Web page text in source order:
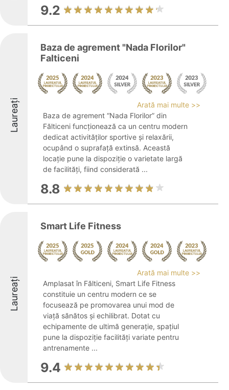
9.2
Laureați
Baza de agrement "Nada Florilor"
Falticeni
Arată mai multe >>
Baza de agrement “Nada Florilor” din
Fălticeni funcționează ca un centru modern
dedicat activităților sportive și relaxării,
ocupând o suprafață extinsă. Această
locație pune la dispoziție o varietate largă
de facilități, fiind considerată ...
8.8
Laureați
Smart Life Fitness
Arată mai multe >>
Amplasat în Fălticeni, Smart Life Fitness
constituie un centru modern ce se
focusează pe promovarea unui mod de
viață sănătos și echilibrat. Dotat cu
echipamente de ultimă generație, spațiul
pune la dispoziție facilități variate pentru
antrenamente ...
9.4